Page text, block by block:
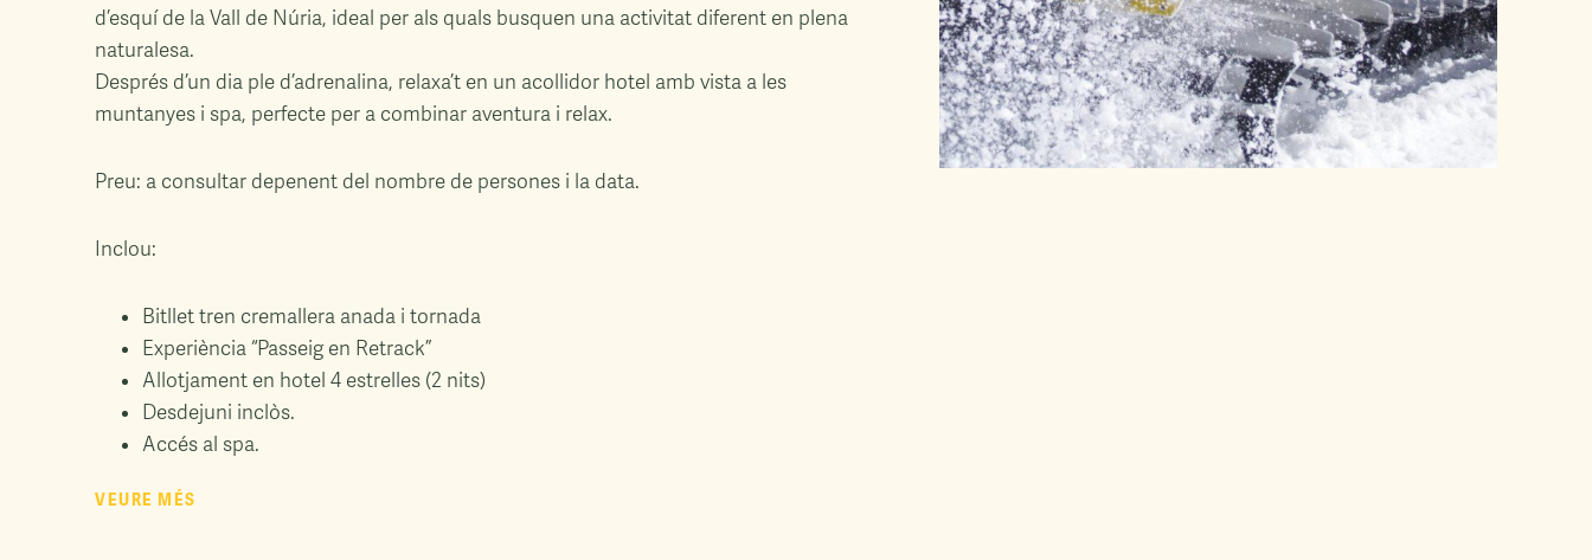
d’esquí de la Vall de Núria, ideal per als quals busquen una activitat diferent en plena
naturalesa.
Després d’un dia ple d’adrenalina, relaxa’t en un acollidor hotel amb vista a les
muntanyes i spa, perfecte per a combinar aventura i relax.
Preu: a consultar depenent del nombre de persones i la data.
Inclou:
Bitllet tren cremallera anada i tornada
Experiència “Passeig en Retrack”
Allotjament en hotel 4 estrelles (2 nits)
Desdejuni inclòs.
Accés al spa.
VEURE MÉS